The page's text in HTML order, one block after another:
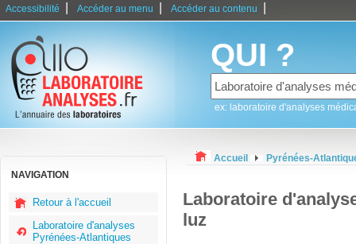
Accessibilité Accéder au menu Accéder au contenu
QUI ?
ex: laboratoire d'analyses
NAVIGATION
Retour à l'accueil
Laboratoire d'analyses
Pyrénées-Atlantiques
Accueil Pyrénées-
Laboratoire
luz